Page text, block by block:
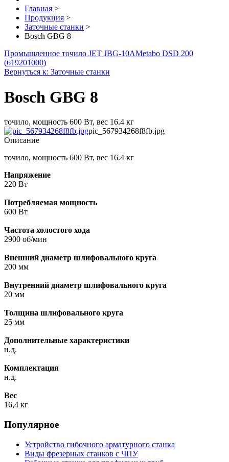
Главная >
Продукция >
Заточные станки >
Bosch GBG 8
Промышленное точило JET JBG-10AMetabo DSD 200
(619201000)
Вернуться к: Заточные станки
Bosch GBG 8
точило, мощность 600 Вт, вес 16.4 кг
pic_567934268f8fb.jpg
Описание
точило, мощность 600 Вт, вес 16.4 кг
Напряжение
220 Вт
Потребляемая мощность
600 Вт
Частота холостого хода
2900 об/мин
Внешний диаметр шлифовального круга
200 мм
Внутренний диаметр шлифовального круга
20 мм
Толщина шлифовального круга
25 мм
Дополнительные характеристики
н.д.
Комплектация
н.д.
Вес
16,4 кг
Популярное
Устройство гибочного арматурного станка
Виды фрезерных станков с ЧПУ